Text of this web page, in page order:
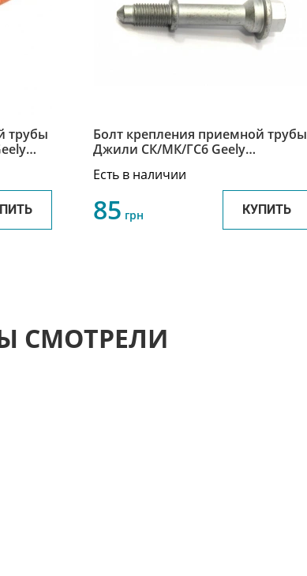
трубы
Болт крепления приемной трубы
Джили СК/МК/ГС6 Geely
Есть в наличии
85 грн КУПИТЬ
СМОТРЕЛИ